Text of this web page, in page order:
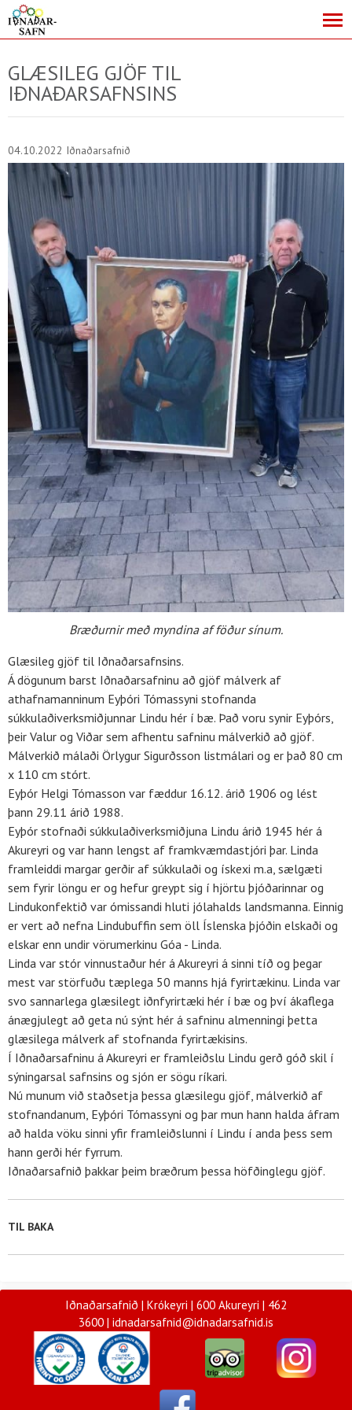
GLÆSILEG GJÖF TIL
IÐNAÐARSAFNSINS
04.10.2022 Iðnaðarsafnið
Bræðurnir með myndina af föður sínum.
Glæsileg gjöf til Iðnaðarsafnsins.
Á dögunum barst Iðnaðarsafninu að gjöf málverk af
athafnamanninum Eyþóri Tómassyni stofnanda
súkkulaðiverksmiðjunnar Lindu hér í bæ. Það voru synir Eyþórs,
þeir Valur og Viðar sem afhentu safninu málverkið að gjöf.
Málverkið málaði Örlygur Sigurðsson listmálari og er það 80 cm
x 110 cm stórt.
Eyþór Helgi Tómasson var fæddur 16.12. árið 1906 og lést
þann 29.11 árið 1988.
Eyþór stofnaði súkkulaðiverksmiðjuna Lindu árið 1945 hér á
Akureyri og var hann lengst af framkvæmdastjóri þar. Linda
framleiddi margar gerðir af súkkulaði og ískexi m.a, sælgæti
sem fyrir löngu er og hefur greypt sig í hjörtu þjóðarinnar og
Lindukonfektið var ómissandi hluti jólahalds landsmanna. Einnig
er vert að nefna Lindubuffin sem öll Íslenska þjóðin elskaði og
elskar enn undir vörumerkinu Góa - Linda.
Linda var stór vinnustaður hér á Akureyri á sinni tíð og þegar
mest var störfuðu tæplega 50 manns hjá fyrirtækinu. Linda var
svo sannarlega glæsilegt iðnfyrirtæki hér í bæ og því ákaflega
ánægjulegt að geta nú sýnt hér á safninu almenningi þetta
glæsilega málverk af stofnanda fyrirtækisins.
Í Iðnaðarsafninu á Akureyri er framleiðslu Lindu gerð góð skil í
sýningarsal safnsins og sjón er sögu ríkari.
Nú munum við staðsetja þessa glæsilegu gjöf, málverkið af
stofnandanum, Eyþóri Tómassyni og þar mun hann halda áfram
að halda vöku sinni yfir framleiðslunni í Lindu í anda þess sem
hann gerði hér fyrrum.
Iðnaðarsafnið þakkar þeim bræðrum þessa höfðinglegu gjöf.
TIL BAKA
Iðnaðarsafnið | Krókeyri | 600 Akureyri | 462
3600 | idnadarsafnid@idnadarsafnid.is